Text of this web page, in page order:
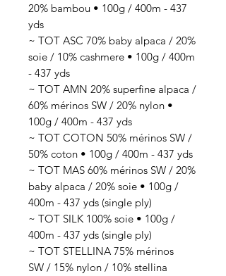
20% bambou • 100g / 400m - 437
yds
~ TOT ASC 70% baby alpaca / 20%
soie / 10% cashmere • 100g / 400m
- 437 yds
~ TOT AMN 20% superfine alpaca /
60% mérinos SW / 20% nylon •
100g / 400m - 437 yds
~ TOT COTON 50% mérinos SW /
50% coton • 100g / 400m - 437 yds
~ TOT MAS 60% mérinos SW / 20%
baby alpaca / 20% soie • 100g /
400m - 437 yds (single ply)
~ TOT SILK 100% soie • 100g /
400m - 437 yds (single ply)
~ TOT STELLINA 75% mérinos
SW / 15% nylon / 10% stellina